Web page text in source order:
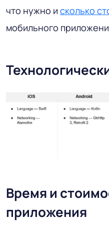
что нужно и сколько
мобильного
Время и
приложения